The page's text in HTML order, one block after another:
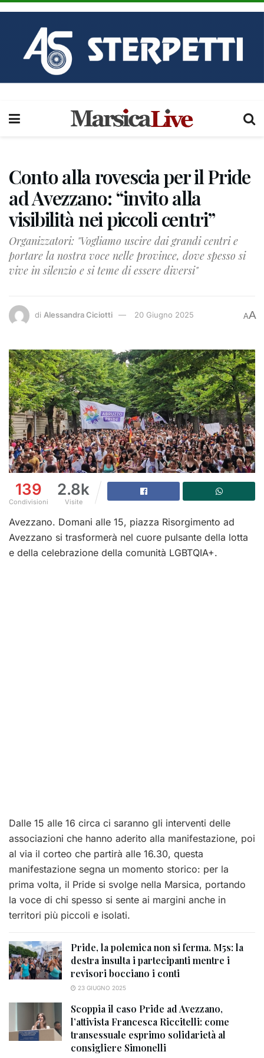
Conto alla rovescia per il Pride
ad Avezzano: “invito alla
visibilità nei piccoli centri”
Organizzatori: "Vogliamo uscire dai grandi centri e
portare la nostra voce nelle province, dove spesso si
vive in silenzio e si teme di essere diversi"
di Alessandra Ciciotti 20 Giugno 2025 AA
139
Condivisioni
2.8k
Visite
Avezzano. Domani alle 15, piazza Risorgimento ad
Avezzano si trasformerà nel cuore pulsante della lotta
e della celebrazione della comunità LGBTQIA+.
Dalle 15 alle 16 circa ci saranno gli interventi delle
associazioni che hanno aderito alla manifestazione, poi
al via il corteo che partirà alle 16.30, questa
manifestazione segna un momento storico: per la
prima volta, il Pride si svolge nella Marsica, portando
la voce di chi spesso si sente ai margini anche in
territori più piccoli e isolati.
Pride, la polemica non si ferma. M5s: la
destra insulta i partecipanti mentre i
revisori bocciano i conti
23 GIUGNO 2025
Scoppia il caso Pride ad Avezzano,
l’attivista Francesca Riccitelli: come
transessuale esprimo solidarietà al
consigliere Simonelli